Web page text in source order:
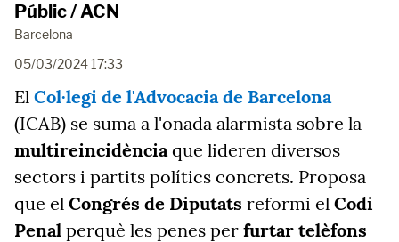
Públic / ACN
Barcelona
05/03/2024 17:33
El Col·legi de l'Advocacia de Barcelona
(ICAB) se suma a l'onada alarmista sobre la
multireincidènciaque lideren diversos
sectors i partits polítics concrets. Proposa
que el Congrés de Diputats reformi el Codi
Penal perquè les penes per furtar telèfons